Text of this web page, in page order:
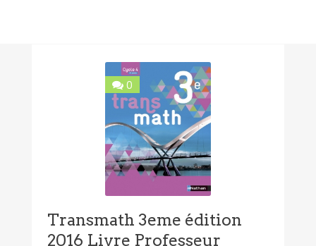
0
Transmath 3eme édition
2016 Livre Professeur